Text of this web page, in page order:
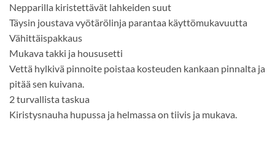
Nepparilla kiristettävät lahkeiden suut
Täysin joustava vyötärölinja parantaa käyttömukavuutta
Vähittäispakkaus
Mukava takki ja housusetti
Vettä hylkivä pinnoite poistaa kosteuden kankaan pinnalta ja
pitää sen kuivana.
2 turvallista taskua
Kiristysnauha hupussa ja helmassa on tiivis ja mukava.